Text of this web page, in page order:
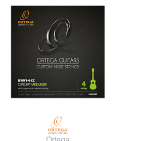
In den Warenkorb